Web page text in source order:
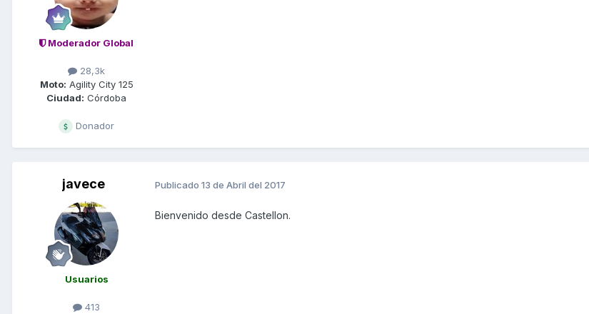
Moderador Global
28,3k
Moto: Agility City 125
Ciudad: Córdoba
Donador
javece
Usuarios
413
Publicado 13 de Abril del 2017
Bienvenido desde Castellon.